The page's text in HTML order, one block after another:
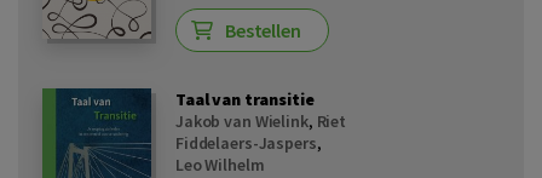
Bestellen
Taal van transitie
Jakob van Wielink, Riet
Fiddelaers-Jaspers,
Leo Wilhelm